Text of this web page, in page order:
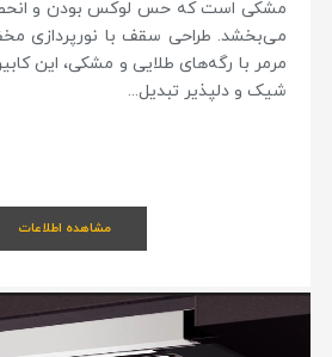
مشکی است که حس لوکس بودن و
می‌بخشد. طراحی سقف با نورپردازی
مرمر با رگه‌های طلایی و مشکی، این
شیک و دلپذیر تبدیل...
مشاهده اطلاعات